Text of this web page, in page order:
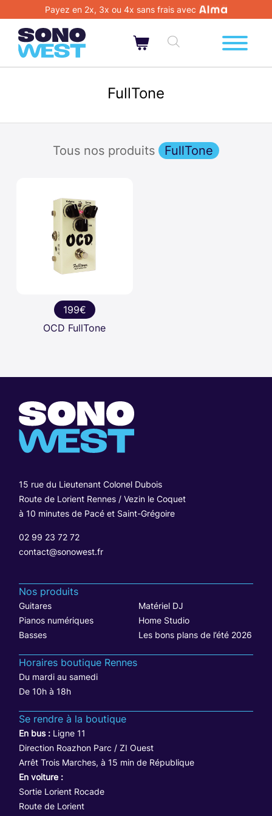
Payez en 2x, 3x ou 4x sans frais avec
FullTone
Tous nos produits FullTone
199€
OCD FullTone
15 rue du Lieutenant Colonel Dubois
Route de Lorient Rennes / Vezin le Coquet
à 10 minutes de Pacé et Saint-Grégoire
02 99 23 72 72
contact@sonowest.fr
Nos produits
Guitares
Matériel DJ
Pianos numériques
Home Studio
Basses
Les bons plans de l’été 2026
Horaires boutique Rennes
Du mardi au samedi
De 10h à 18h
Se rendre à la boutique
En bus : Ligne 11
Direction Roazhon Parc / ZI Ouest
Arrêt Trois Marches, à 15 min de République
En voiture :
Sortie Lorient Rocade
Route de Lorient